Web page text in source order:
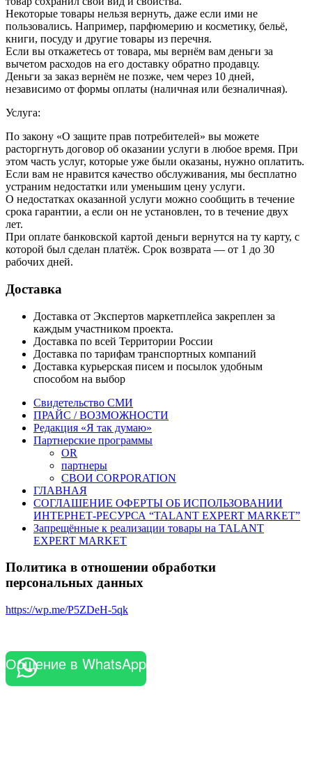
Некоторые товары нельзя вернуть, даже если ими не
пользовались. Например, парфюмерию и косметику, бельё,
книги, посуду и другие товары из перечня.
Если вы откажетесь от товара, мы вернём вам деньги за
вычетом расходов на его доставку обратно продавцу.
Деньги за заказ вернём не позже, чем через 10 дней,
независимо от формы оплаты (наличная или безналичная).
Услуга:
По закону «О защите прав потребителей» вы можете
расторгнуть договор об оказании услуги в любое время. При
этом часть услуг, которые уже были оказаны, нужно оплатить.
Если вам не нравится качество обслуживания, мы бесплатно
устраним недостатки или уменьшим цену услуги.
О недостатках оказанной услуги можно сообщить в течение
срока гарантии, а если он не установлен, то в течение двух
лет.
При оплате банковской картой деньги вернутся на ту карту, с
которой был сделан платёж. Срок возврата — от 1 до 30
рабочих дней.
Доставка
Доставка от Экспертов маркетплейса закреплен за
каждым участником проекта.
Доставка по всей Территории России
Доставка по тарифам транспортных компаний
Доставка курьерская писем и посылок удобным
способом на выбор
Свидетельство СМИ
ПРАЙС / ВОЗМОЖНОСТИ
Редакция «Я так думаю»
Партнерские программы
OR
партнеры
СВОИ CORPORATION
ГЛАВНАЯ
СОГЛАШЕНИЕ ОФЕРТЫ ОБ ИСПОЛЬЗОВАНИИ
ИНТЕРНЕТ-РЕСУРСА “TALANT EXPERT MARKET”
Запрещённые к реализации товары на TALANT
EXPERT MARKET
Политика в отношении обработки
персональных данных
https://wp.me/P5ZDeH-5qk
Общение в WhatsApp